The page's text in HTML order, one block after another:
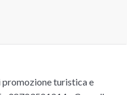
turistica e